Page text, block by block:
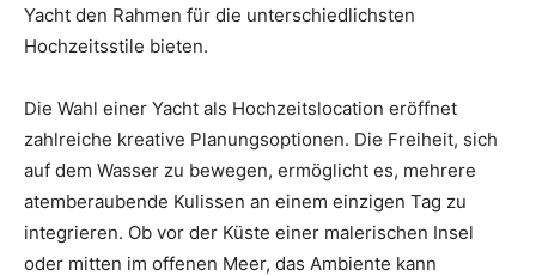
Yacht den Rahmen für die unterschiedlichsten
Hochzeitsstile bieten.
Die Wahl einer Yacht als Hochzeitslocation eröffnet
zahlreiche kreative Planungsoptionen. Die Freiheit, sich
auf dem Wasser zu bewegen, ermöglicht es, mehrere
atemberaubende Kulissen an einem einzigen Tag zu
integrieren. Ob vor der Küste einer malerischen Insel
oder mitten im offenen Meer, das Ambiente kann